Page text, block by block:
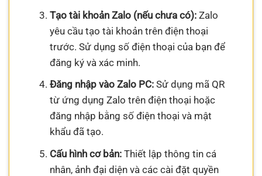
Tạo tài khoản Zalo (nếu chưa có):Zalo
yêu cầu tạo tài khoản trên điện thoại
trước. Sử dụng số điện thoại của bạn để
đăng ký và xác minh.
Đăng nhập vào Zalo PC:Sử dụng mã QR
từ ứng dụng Zalo trên điện thoại hoặc
đăng nhập bằng số điện thoại và mật
khẩu đã tạo.
Cấu hình cơ bản:Thiết lập thông tin cá
nhân, ảnh đại diện và các cài đặt quyền